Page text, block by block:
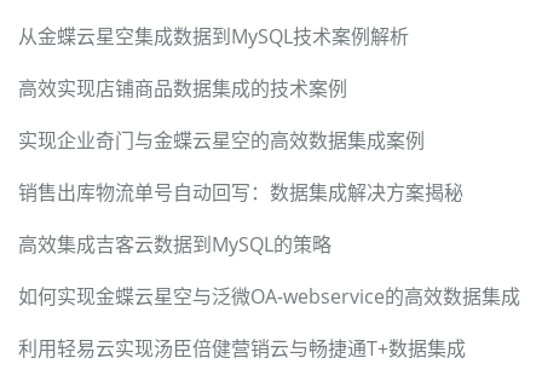
从金蝶云星空集成数据到MySQL技术案例解析
高效实现店铺商品数据集成的技术案例
实现企业奇门与金蝶云星空的高效数据集成案例
销售出库物流单号自动回写：数据集成解决方案揭秘
高效集成吉客云数据到MySQL的策略
如何实现金蝶云星空与泛微OA-webservice的高效数据集成
利用轻易云实现汤臣倍健营销云与畅捷通T+数据集成